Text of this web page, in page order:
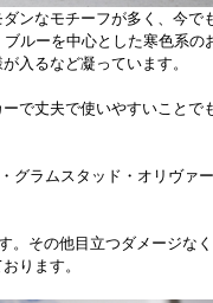
ンなモチーフが多く、今で
ルーを中心とした寒色系の
入るなど凝っています。
で丈夫で使いやすいことで
ラムスタッド・オリヴァー
その他目立つダメージな
ります。